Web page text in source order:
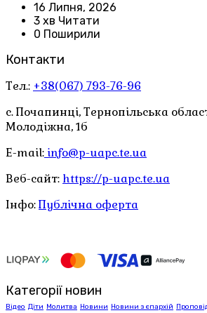
16 Липня, 2026
3 хв Читати
0 Поширили
Контакти
Тел.: +38(067) 793-76-96
с. Почапинці, Тернопільська
Молодіжна, 1б
E-mail: info@p-uapc.te.ua
Веб-сайт: https://p-uapc.te.ua
Інфо:Публічна оферта
Категорії новин
Відео Діти Молитва Новини Новини з єпархій